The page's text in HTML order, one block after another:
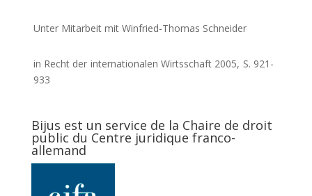
Unter Mitarbeit mit Winfried-Thomas Schneider
in Recht der internationalen Wirtsschaft 2005, S. 921-
933
Bijus est un service de la Chaire de droit
public du Centre juridique franco-
allemand